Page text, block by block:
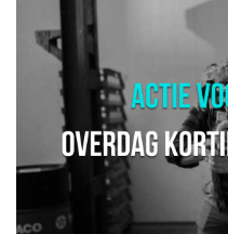
Nieuws, interviews & blogs
Eten
Drinken
Slapen
Recreatief
Winkels